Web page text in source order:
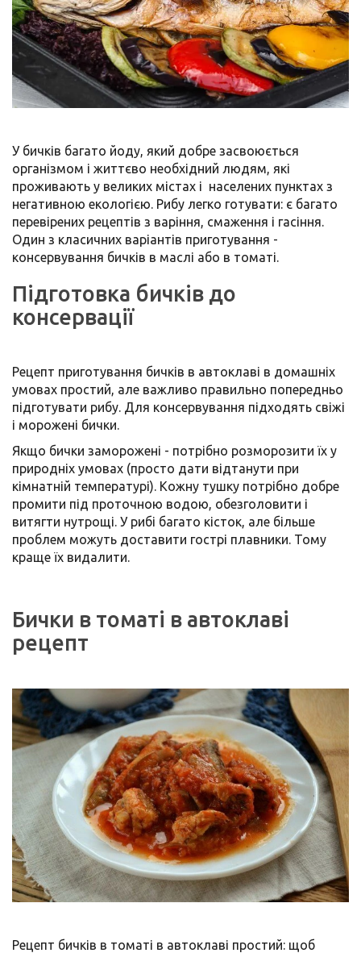
У бичків багато йоду, який добре засвоюється
організмом і життєво необхідний людям, які
проживають у великих містах і населених пунктах з
негативною екологією. Рибу легко готувати: є багато
перевірених рецептів з варіння, смаження і гасіння.
Один з класичних варіантів приготування -
консервування бичків в маслі або в томаті.
Підготовка бичків до
консервації
Рецепт приготування бичків в автоклаві в домашніх
умовах простий, але важливо правильно попередньо
підготувати рибу. Для консервування підходять свіжі
і морожені бички.
Якщо бички заморожені - потрібно розморозити їх у
природніх умовах (просто дати відтанути при
кімнатній температурі). Кожну тушку потрібно добре
промити під проточною водою, обезголовити і
витягти нутрощі. У рибі багато кісток, але більше
проблем можуть доставити гострі плавники. Тому
краще їх видалити.
Бички в томаті в автоклаві
рецепт
Рецепт бичків в томаті в автоклаві простий: щоб